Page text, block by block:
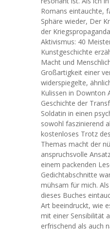
Romans eintauchte,
Sphäre wieder, Der
der
Aktivismus: 40
Kunstgeschichte
Macht und
Großartigkeit einer
widerspiegelte,
Kulissen in Downton
Geschichte der
Soldatin in einen
sowohl faszinierend
kostenloses Trotz
Themas macht der
anspruchsvolle
einem packenden
Gedichtabschnitte
mühsam für mich.
dieses Buches
Art beeindruckt, wie
mit einer Sensibilität
erfrischend als auch